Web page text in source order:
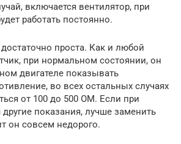
включается вентилятор, при
работать постоянно.
проста. Как и любой
при нормальном состоянии, он
двигателе показывать
во всех остальных случаях
от 100 до 500 ОМ. Если при
показания, лучше заменить
он совсем недорого.